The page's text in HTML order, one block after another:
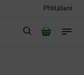
Přihlášení